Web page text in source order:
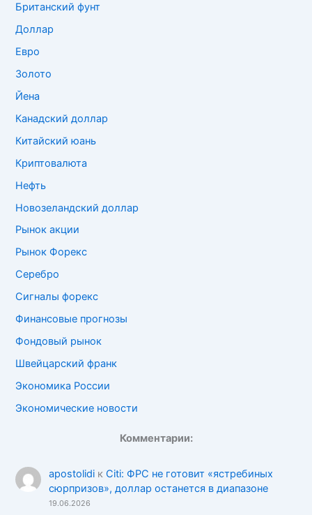
Британский фунт
Доллар
Евро
Золото
Йена
Канадский доллар
Китайский юань
Криптовалюта
Нефть
Новозеландский доллар
Рынок акции
Рынок Форекс
Серебро
Сигналы форекс
Финансовые прогнозы
Фондовый рынок
Швейцарский франк
Экономика России
Экономические новости
Комментарии:
apostolidiк Citi: ФРС не готовит «ястребиных
сюрпризов», доллар останется в диапазоне
19.06.2026